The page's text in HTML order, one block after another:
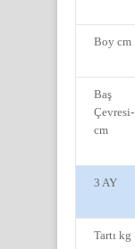
Boy cm
Baş
Çevresi-
cm
3 AY
Tartı kg